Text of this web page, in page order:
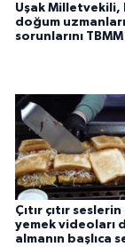
Uşak Milletvekili,
doğum
sorunlarını
Çıtır çıtır seslerin
yemek videoları
almanın başlıca